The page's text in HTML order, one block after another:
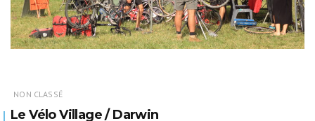
NON CLASSÉ
Le Vélo Village / Darwin